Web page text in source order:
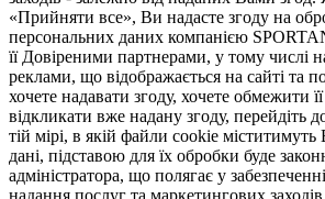
«Прийняти все», Ви надасте згоду на
персональних даних компанією
її Довіреними партнерами, у тому числі
реклами, що відображається на сайті та
хочете надавати згоду, хочете обмежити
відкликати вже надану згоду, перейдіть
тій мірі, в якій файли cookie міститимуть
дані, підставою для їх обробки буде
адміністратора, що полягає у
надання послуг та маркетингових заходів